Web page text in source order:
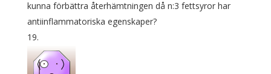
kunna förbättra återhämtningen då n:3 fettsyror har
antiinflammatoriska egenskaper?